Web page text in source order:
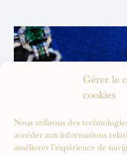
Gérer le
cookies
Nous utilisons des
accéder aux informations
améliorer l’expérience de